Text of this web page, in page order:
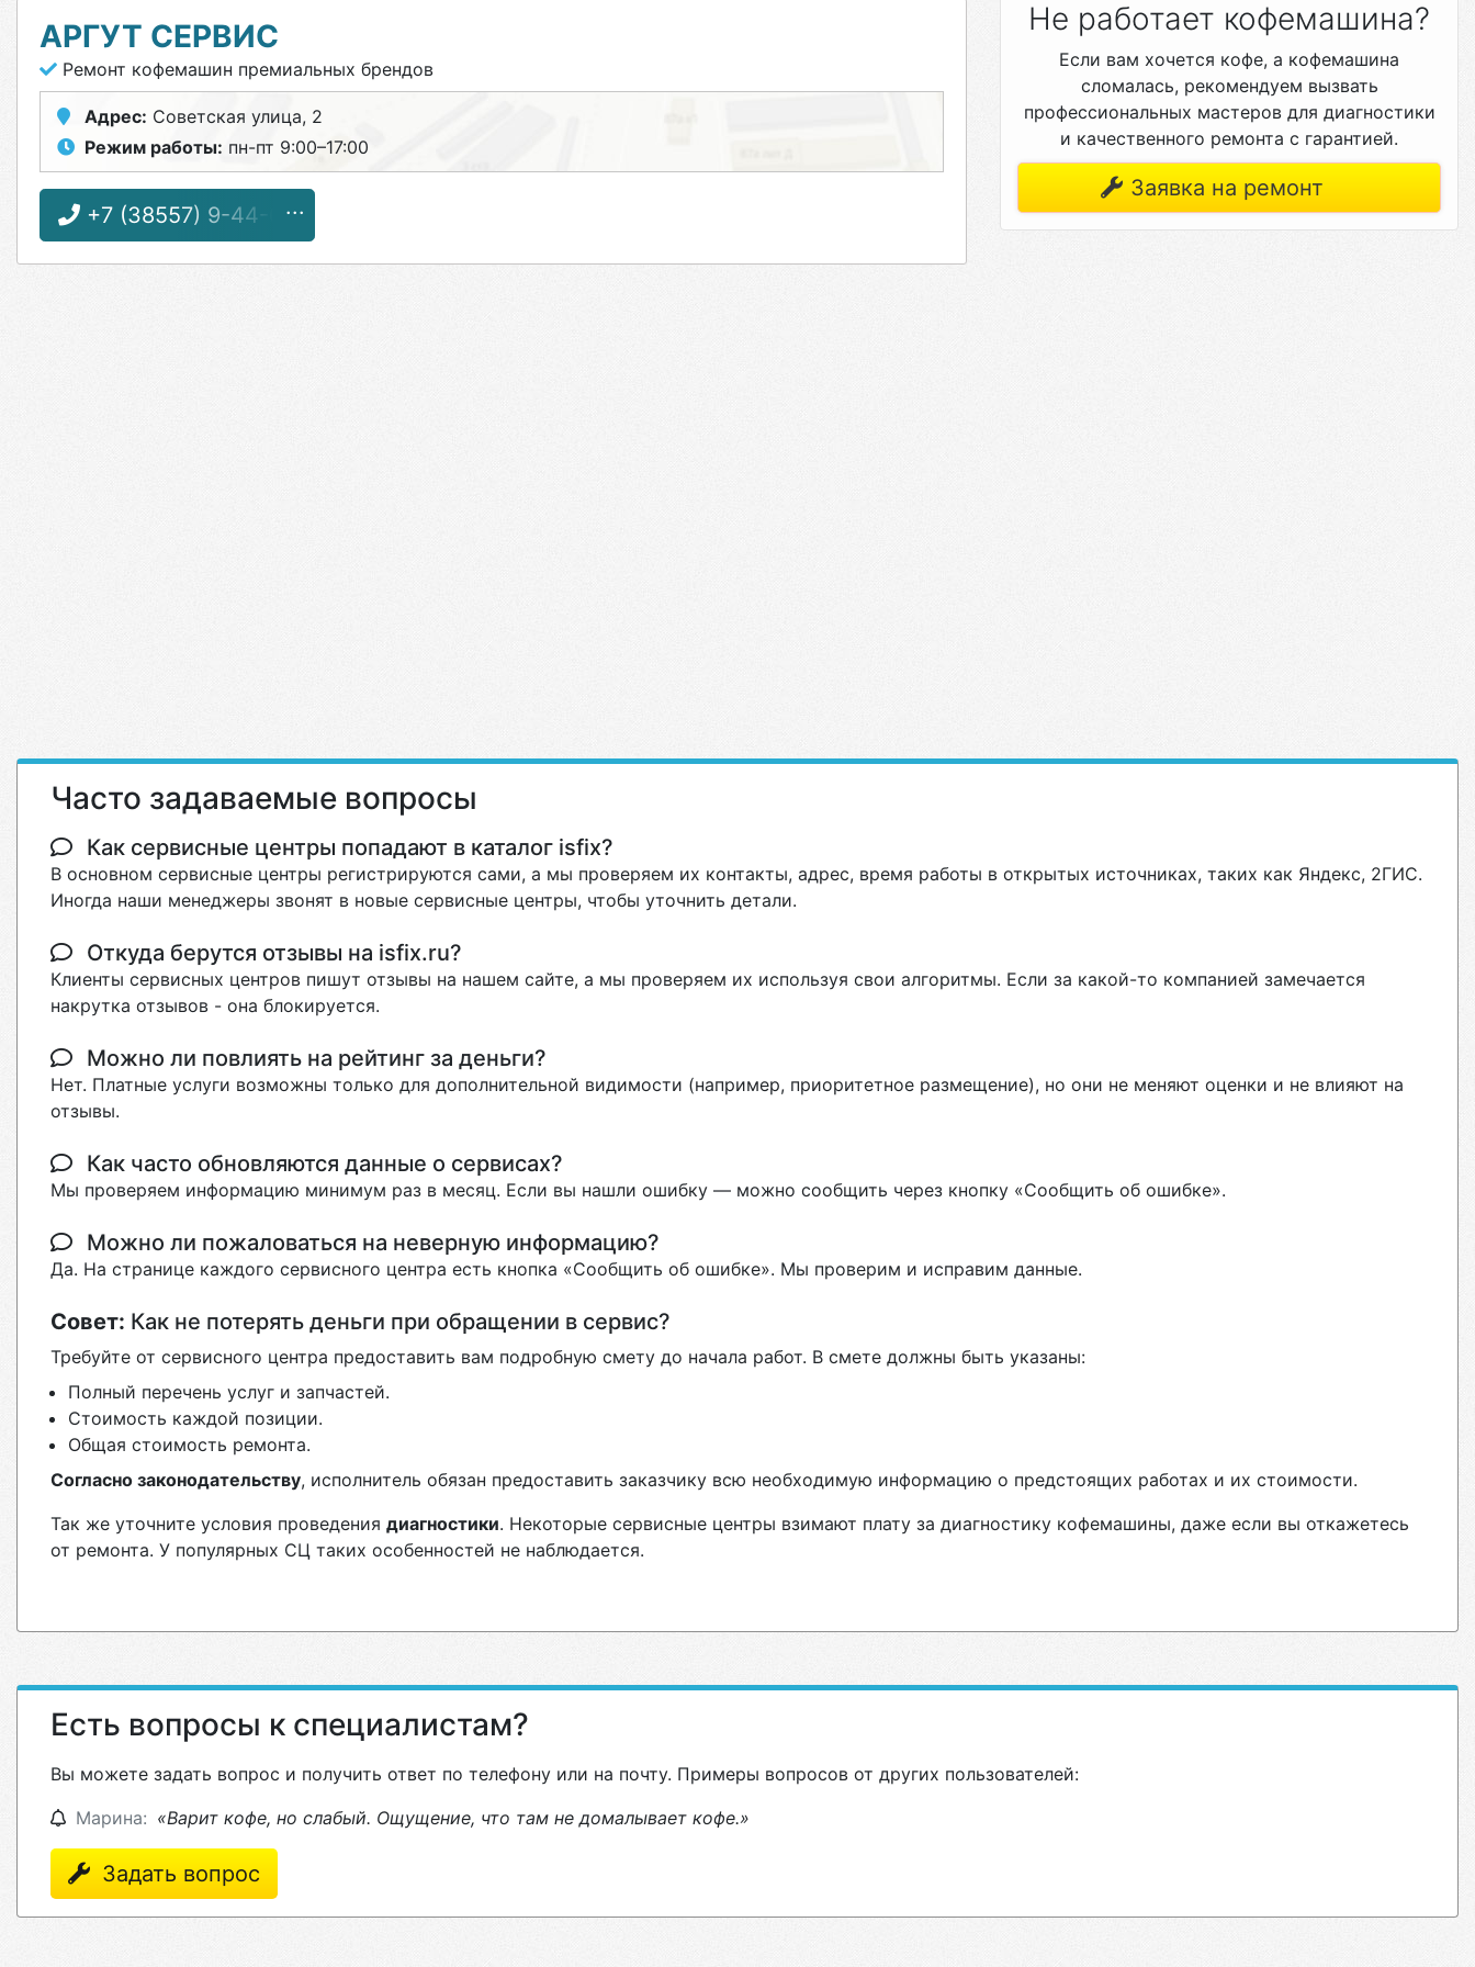
АРГУТ СЕРВИС
Ремонт кофемашин премиальных брендов
Адрес: Советская улица, 2
Режим работы: пн-пт 9:00–17:00
+7 (38557) 9-44-60
Не работает кофемашина?
Если вам хочется кофе, а кофемашина
сломалась, рекомендуем вызвать
профессиональных мастеров для диагностики
и качественного ремонта с гарантией.
Заявка на ремонт
Часто задаваемые вопросы
Как сервисные центры попадают в каталог isfix?
В основном сервисные центры регистрируются сами, а мы проверяем их контакты, адрес, время работы в открытых источниках, таких как Яндекс, 2ГИС.
Иногда наши менеджеры звонят в новые сервисные центры, чтобы уточнить детали.
Откуда берутся отзывы на isfix.ru?
Клиенты сервисных центров пишут отзывы на нашем сайте, а мы проверяем их используя свои алгоритмы. Если за какой-то компанией замечается
накрутка отзывов - она блокируется.
Можно ли повлиять на рейтинг за деньги?
Нет. Платные услуги возможны только для дополнительной видимости (например, приоритетное размещение), но они не меняют оценки и не влияют на
отзывы.
Как часто обновляются данные о сервисах?
Мы проверяем информацию минимум раз в месяц. Если вы нашли ошибку — можно сообщить через кнопку «Сообщить об ошибке».
Можно ли пожаловаться на неверную информацию?
Да. На странице каждого сервисного центра есть кнопка «Сообщить об ошибке». Мы проверим и исправим данные.
Совет: Как не потерять деньги при обращении в сервис?
Требуйте от сервисного центра предоставить вам подробную смету до начала работ. В смете должны быть указаны:
Полный перечень услуг и запчастей.
Стоимость каждой позиции.
Общая стоимость ремонта.
Согласно законодательству, исполнитель обязан предоставить заказчику всю необходимую информацию о предстоящих работах и их стоимости.
Так же уточните условия проведения диагностики. Некоторые сервисные центры взимают плату за диагностику кофемашины, даже если вы откажетесь
от ремонта. У популярных СЦ таких особенностей не наблюдается.
Есть вопросы к специалистам?
Вы можете задать вопрос и получить ответ по телефону или на почту. Примеры вопросов от других пользователей:
Марина: «Варит кофе, но слабый. Ощущение, что там не домалывает кофе.»
Задать вопрос